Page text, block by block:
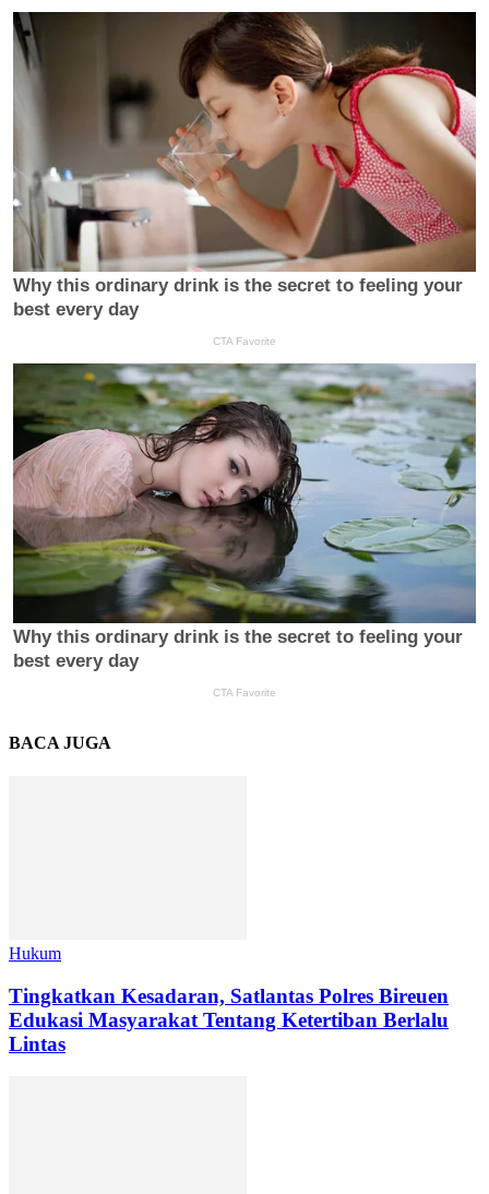
BACA JUGA
Hukum
Tingkatkan Kesadaran, Satlantas Polres Bireuen
Edukasi Masyarakat Tentang Ketertiban Berlalu
Lintas